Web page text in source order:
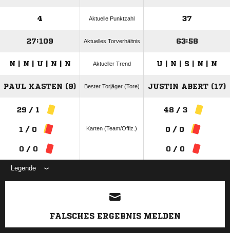
4 Aktuelle Punktzahl 37
27:109 Aktuelles Torverhältnis 63:58
N | N | U | N | N Aktueller Trend U | N | S | N | N
PAUL KASTEN (9) Bester Torjäger (Tore) JUSTIN ABERT (17)
29 / 1
1 / 0
0 / 0
Karten (Team/Offiz.)
48 / 3
0 / 0
0 / 0
Legende
ANZEIGE
FALSCHES ERGEBNIS MELDEN